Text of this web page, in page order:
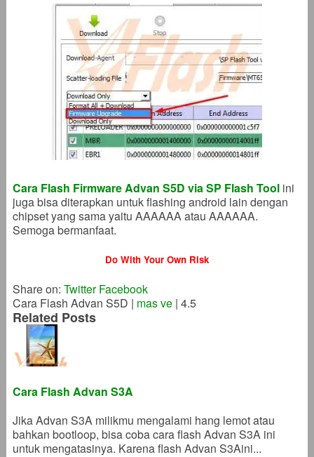
Cara Flash Firmware Advan S5D via SP Flash Toolini
juga bisa diterapkan untuk flashing android lain dengan
chipset yang sama yaitu AAAAAA atau AAAAAA.
Semoga bermanfaat.
Do With Your Own Risk
Share on: Twitter Facebook
Cara Flash Advan S5D | mas ve | 4.5
Related Posts
Cara Flash Advan S3A
Jika Advan S3A milikmu mengalami hang lemot atau
bahkan bootloop, bisa coba cara flash Advan S3A ini
untuk mengatasinya. Karena flash Advan S3Aini...